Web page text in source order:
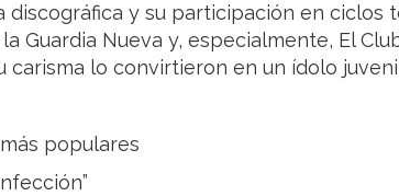
discográfica y su participación en ciclos
Guardia Nueva y, especialmente, El
carisma lo convirtieron en un ídolo
populares